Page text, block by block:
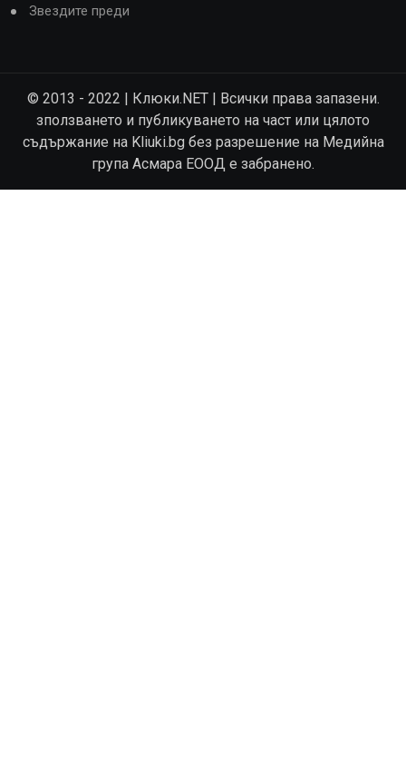
Звездите преди
© 2013 - 2022 | Клюки.NET | Всички права запазени.
зползването и публикуването на част или цялото
съдържание на Kliuki.bg без разрешение на Медийна
група Асмара ЕООД е забранено.